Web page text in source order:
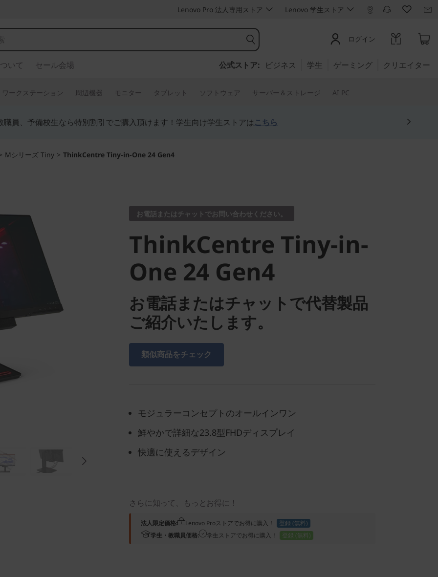
Lenovo Pro 法人専用ストア Lenovo 学生ストア
ログイン
いて セール会場 公式ストア: ビジネス 学生 ゲーミング クリエイター
ワークステーション 周辺機器 モニター タブレット ソフトウェア サーバー＆ストレージ AI PC
職員、予備校生なら特別割引でご購入頂けます！学生向け学生ストアはこちら
Mシリーズ Tiny > ThinkCentre Tiny-in-One 24 Gen4
ThinkCentre Tiny-
in-One 24 Gen4
お電話またはチャットでお問い合わせください。
ThinkCentre Tiny-in-
One 24 Gen4
お電話またはチャットで代替製品
ご紹介いたします。
類似商品をチェック
モジュラーコンセプトのオールインワン
鮮やかで詳細な23.8型FHDディスプレイ
快適に使えるデザイン
さらに知って、もっとお得に！
法人限定価格: Lenovo Proストアでお得に購入！
登録 (無料)
学生・教職員価格:
学生ストアでお得に購入！ 登録 (無料)